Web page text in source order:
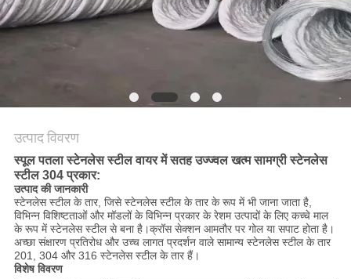
साइटमैप
PRIVACY
POLICY
उत्पाद विवरण
स्पूल पतला स्टेनलेस स्टील वायर में सतह उज्ज्वल खत्म सामग्री स्टेनलेस
स्टील 304 प्रकार:
उत्पाद की जानकारी
स्टेनलेस स्टील के तार, जिसे स्टेनलेस स्टील के तार के रूप में भी जाना जाता है,
विभिन्न विशिष्टताओं और मॉडलों के विभिन्न प्रकार के रेशम उत्पादों के लिए कच्चे माल
के रूप में स्टेनलेस स्टील से बना है।क्रॉस सेक्शन आमतौर पर गोल या सपाट होता है।
अच्छा संक्षारण प्रतिरोध और उच्च लागत प्रदर्शन वाले सामान्य स्टेनलेस स्टील के तार
201, 304 और 316 स्टेनलेस स्टील के तार हैं।
विशेष विवरण